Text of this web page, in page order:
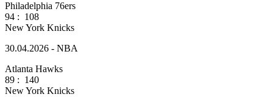
Philadelphia 76ers
94 : 108
New York Knicks
30.04.2026 - NBA
Atlanta Hawks
89 : 140
New York Knicks